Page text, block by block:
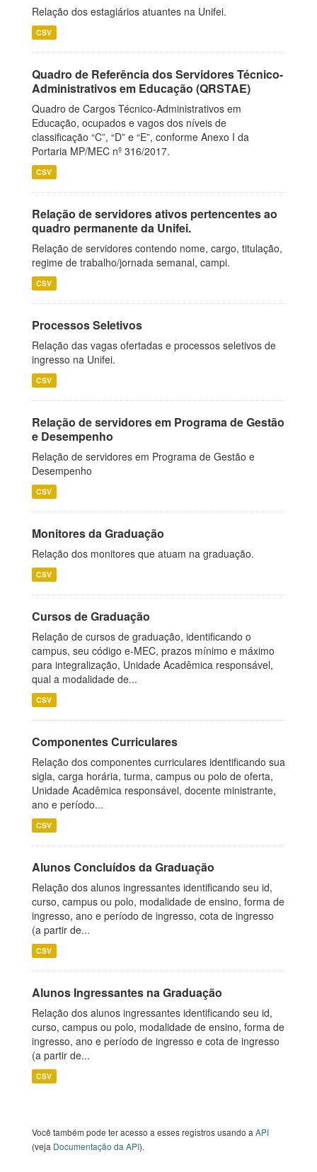
Relação dos estagiários atuantes na Unifei.
CSV
Quadro de Referência dos Servidores Técnico-
Administrativos em Educação (QRSTAE)
Quadro de Cargos Técnico-Administrativos em
Educação, ocupados e vagos dos níveis de
classificação “C”, “D” e “E”, conforme Anexo I da
Portaria MP/MEC nº 316/2017.
CSV
Relação de servidores ativos pertencentes ao
quadro permanente da Unifei.
Relação de servidores contendo nome, cargo, titulação,
regime de trabalho/jornada semanal, campi.
CSV
Processos Seletivos
Relação das vagas ofertadas e processos seletivos de
ingresso na Unifei.
CSV
Relação de servidores em Programa de Gestão
e Desempenho
Relação de servidores em Programa de Gestão e
Desempenho
CSV
Monitores da Graduação
Relação dos monitores que atuam na graduação.
CSV
Cursos de Graduação
Relação de cursos de graduação, identificando o
campus, seu código e-MEC, prazos mínimo e máximo
para integralização, Unidade Acadêmica responsável,
qual a modalidade de...
CSV
Componentes Curriculares
Relação dos componentes curriculares identificando sua
sigla, carga horária, turma, campus ou polo de oferta,
Unidade Acadêmica responsável, docente ministrante,
ano e período...
CSV
Alunos Concluídos da Graduação
Relação dos alunos ingressantes identificando seu id,
curso, campus ou polo, modalidade de ensino, forma de
ingresso, ano e período de ingresso, cota de ingresso
(a partir de...
CSV
Alunos Ingressantes na Graduação
Relação dos alunos ingressantes identificando seu id,
curso, campus ou polo, modalidade de ensino, forma de
ingresso, ano e período de ingresso e cota de ingresso
(a partir de...
CSV
Você também pode ter acesso a esses registros usando a API
(veja Documentação da API).